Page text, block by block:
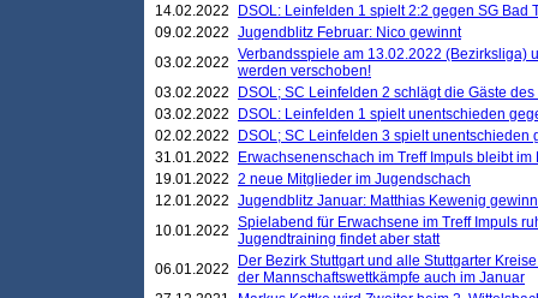
14.02.2022
DSOL: Leinfelden 1 spielt 2:2 gegen SG Bad
09.02.2022 Jugendblitz Februar: Nico gewinnt
03.02.2022 Verbandsspiele am 13.02.2022 (Bezirksliga)
werden verschoben!
03.02.2022
DSOL; SC Leinfelden 2 schlägt die Gäste
03.02.2022
DSOL: Leinfelden 1 spielt unentschieden
02.02.2022
DSOL; SC Leinfelden 3 spielt unentschieden
31.01.2022
Erwachsenenschach im Treff Impuls bleibt
19.01.2022 2 neue Mitglieder im Jugendschach
12.01.2022 Jugendblitz Januar: Matthias Kewenig
10.01.2022 Spielabend für Erwachsene im Treff Impuls
Jugendtraining findet aber statt
06.01.2022
Der Bezirk Stuttgart und alle Stuttgarter
der Mannschaftswettkämpfe auch im Januar